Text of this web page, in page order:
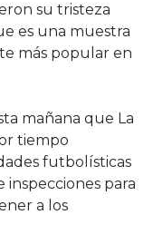
su tristeza
es una muestra
más popular en
mañana que La
tiempo
futbolísticas
inspecciones para
a los